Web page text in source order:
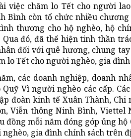
việc chăm lo Tết cho người
Bình còn tổ chức nhiều
thương cho hộ nghèo, hộ
đó, đã thể hiện tinh thần
đối với quê hương, chung
lo Tết cho người nghèo, gia
các doanh nghiệp, doanh
Vì người nghèo các cấp.
đoàn kinh tế Xuân Thành,
Viễn thông Ninh Bình,
đồng mỗi năm đóng góp ủng
gia đình chính sách trên